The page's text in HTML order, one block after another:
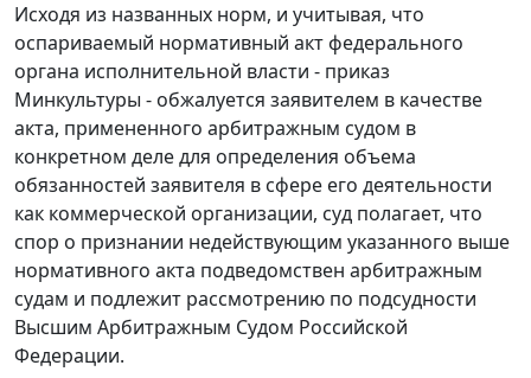
Исходя из названных норм, и учитывая, что
оспариваемый нормативный акт федерального
органа исполнительной власти - приказ
Минкультуры - обжалуется заявителем в качестве
акта, примененного арбитражным судом в
конкретном деле для определения объема
обязанностей заявителя в сфере его деятельности
как коммерческой организации, суд полагает, что
спор о признании недействующим указанного выше
нормативного акта подведомствен арбитражным
судам и подлежит рассмотрению по подсудности
Высшим Арбитражным Судом Российской
Федерации.